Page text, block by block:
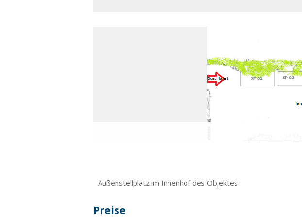
Außenstellplatz im Innenhof des Objektes
Preise